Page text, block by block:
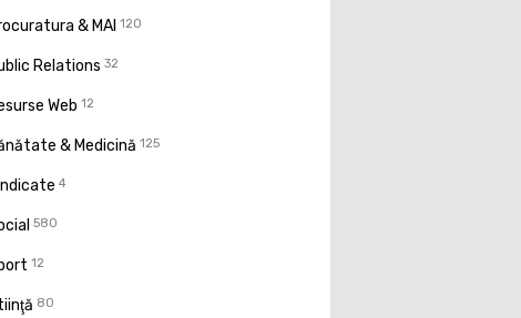
& MAI 120
Relations 32
Web 12
& Medicină 125
4
580
12
80